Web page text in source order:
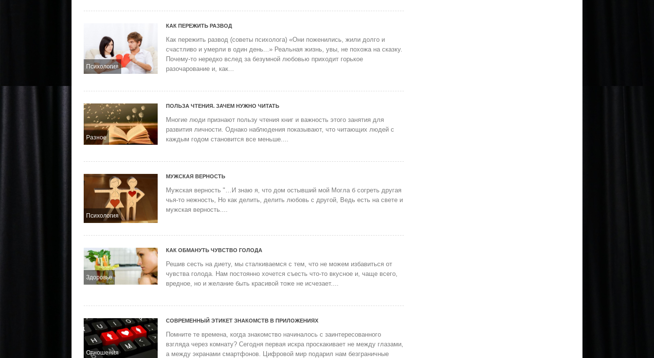
Психология
КАК ПЕРЕЖИТЬ РАЗВОД
Как пережить развод (советы психолога) «Они поженились, жили долго и
счастливо и умерли в один день...» Реальная жизнь, увы, не похожа на сказку.
Почему-то нередко вслед за безумной любовью приходит горькое
разочарование и, как...
Разное
ПОЛЬЗА ЧТЕНИЯ. ЗАЧЕМ НУЖНО ЧИТАТЬ
Многие люди признают пользу чтения книг и важность этого занятия для
развития личности. Однако наблюдения показывают, что читающих людей с
каждым годом становится все меньше....
Психология
МУЖСКАЯ ВЕРНОСТЬ
Мужская верность "…И знаю я, что дом остывший мой Могла б согреть другая
чья-то нежность, Но как делить, делить любовь с другой, Ведь есть на свете и
мужская верность....
Здоровье
КАК ОБМАНУТЬ ЧУВСТВО ГОЛОДА
Решив сесть на диету, мы сталкиваемся с тем, что не можем избавиться от
чувства голода. Нам постоянно хочется съесть что-то вкусное и, чаще всего,
вредное, но и желание быть красивой тоже не исчезает....
Отношения
СОВРЕМЕННЫЙ ЭТИКЕТ ЗНАКОМСТВ В ПРИЛОЖЕНИЯХ
Помните те времена, когда знакомство начиналось с заинтересованного
взгляда через комнату? Сегодня первая искра проскакивает не между глазами,
а между экранами смартфонов. Цифровой мир подарил нам безграничные